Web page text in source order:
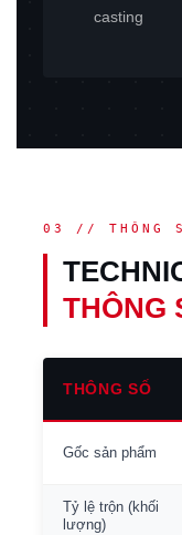
casting
03 // THÔNG
THÔNG
THÔNG SỐ
Gốc sản phẩm
Tỷ lệ trộn (khối
lượng)